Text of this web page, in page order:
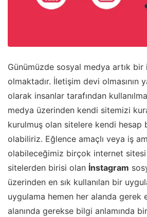
Günümüzde sosyal medya artık
olmaktadır. İletişim devi olmasının
olarak insanlar tarafından
medya üzerinden kendi sitemizi
kurulmuş olan sitelere kendi hesap
olabiliriz. Eğlence amaçlı veya iş
olabileceğimiz birçok internet sitesi
sitelerden birisi olan İnstagram
üzerinden en sık kullanılan bir
uygulama hemen her alanda gerek
alanında gerekse bilgi anlamında